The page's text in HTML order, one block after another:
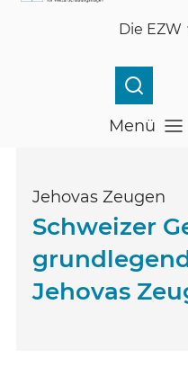
Die EZW
Menü
Menü
Jehovas Zeugen
Schweizer
Jehovas